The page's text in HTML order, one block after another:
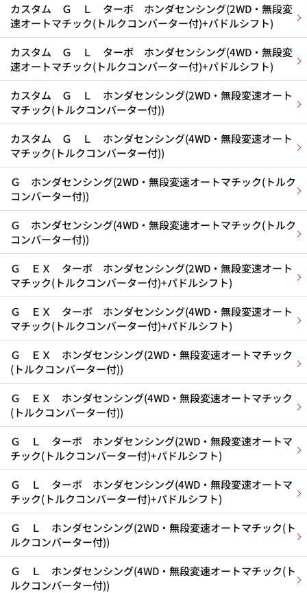
カスタム Ｇ Ｌ ターボ ホンダセンシング(2WD・無段変
速オートマチック(トルクコンバーター付)+パドルシフト)
カスタム Ｇ Ｌ ターボ ホンダセンシング(4WD・無段変
速オートマチック(トルクコンバーター付)+パドルシフト)
カスタム Ｇ Ｌ ホンダセンシング(2WD・無段変速オート
マチック(トルクコンバーター付))
カスタム Ｇ Ｌ ホンダセンシング(4WD・無段変速オート
マチック(トルクコンバーター付))
Ｇ ホンダセンシング(2WD・無段変速オートマチック(トルク
コンバーター付))
Ｇ ホンダセンシング(4WD・無段変速オートマチック(トルク
コンバーター付))
Ｇ ＥＸ ターボ ホンダセンシング(2WD・無段変速オート
マチック(トルクコンバーター付)+パドルシフト)
Ｇ ＥＸ ターボ ホンダセンシング(4WD・無段変速オート
マチック(トルクコンバーター付)+パドルシフト)
Ｇ ＥＸ ホンダセンシング(2WD・無段変速オートマチック
(トルクコンバーター付))
Ｇ ＥＸ ホンダセンシング(4WD・無段変速オートマチック
(トルクコンバーター付))
Ｇ Ｌ ターボ ホンダセンシング(2WD・無段変速オートマ
チック(トルクコンバーター付)+パドルシフト)
Ｇ Ｌ ターボ ホンダセンシング(4WD・無段変速オートマ
チック(トルクコンバーター付)+パドルシフト)
Ｇ Ｌ ホンダセンシング(2WD・無段変速オートマチック(ト
ルクコンバーター付))
Ｇ Ｌ ホンダセンシング(4WD・無段変速オートマチック(ト
ルクコンバーター付))